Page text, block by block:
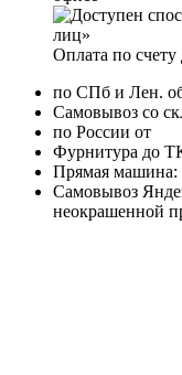
Оплата по
по СПб и Лен.
Самовывоз со
по России от
Фурнитура до
Прямая машина:
Самовывоз
неокрашенной